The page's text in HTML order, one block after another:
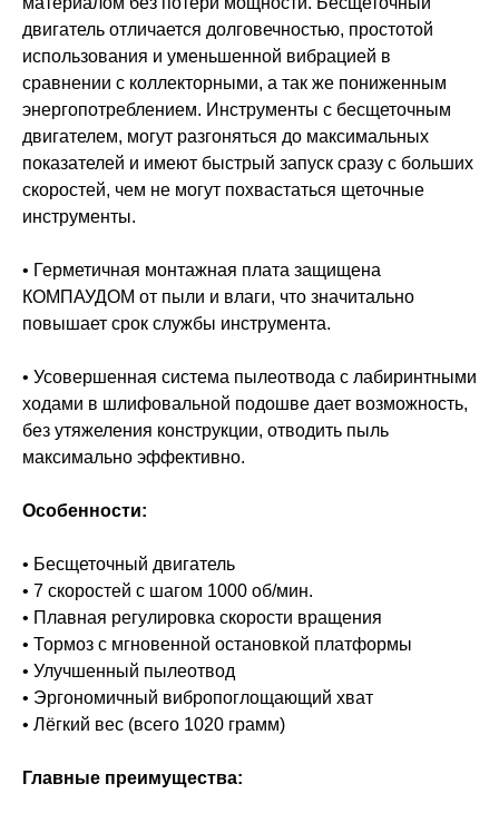
двигатель отличается долговечностью, простотой
использования и уменьшенной вибрацией в
сравнении с коллекторными, а так же пониженным
энергопотреблением. Инструменты с бесщеточным
двигателем, могут разгоняться до максимальных
показателей и имеют быстрый запуск сразу с больших
скоростей, чем не могут похвастаться щеточные
инструменты.
• Герметичная монтажная плата защищена
КОМПАУДОМ от пыли и влаги, что значитально
повышает срок службы инструмента.
• Усовершенная система пылеотвода с лабиринтными
ходами в шлифовальной подошве дает возможность,
без утяжеления конструкции, отводить пыль
максимально эффективно.
Особенности:
• Бесщеточный двигатель
• 7 скоростей с шагом 1000 об/мин.
• Плавная регулировка скорости вращения
• Тормоз с мгновенной остановкой платформы
• Улучшенный пылеотвод
• Эргономичный вибропоглощающий хват
• Лёгкий вес (всего 1020 грамм)
Главные преимущества: